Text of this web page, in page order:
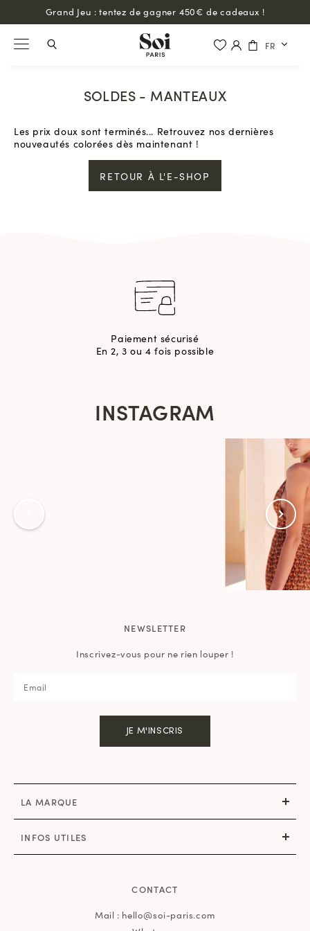
Grand Jeu : tentez de gagner 450€ de cadeaux !
FR
SOLDES - MANTEAUX
Les prix doux sont terminés... Retrouvez nos dernières
nouveautés colorées dès maintenant !
RETOUR À L'E-SHOP
Paiement sécurisé
En 2, 3 ou 4 fois possible
INSTAGRAM
CONTACT
Mail : hello@soi-paris.com
LA MARQUE
INFOS UTILES
NEWSLETTER
Inscrivez-vous pour ne rien louper !
JE M'INSCRIS